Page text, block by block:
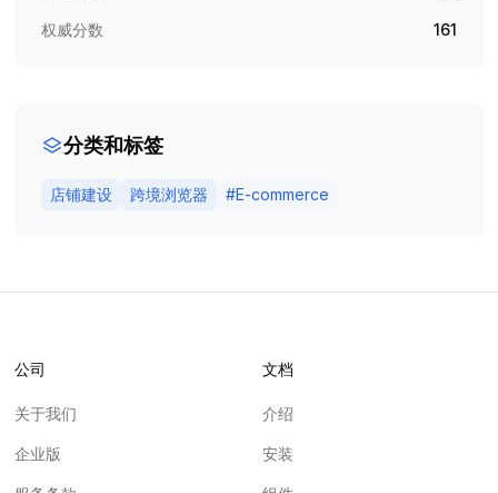
权威分数 161
分类和标签
店铺建设 跨境浏览器 #E-commerce
公司
关于我们
企业版
文档
介绍
安装